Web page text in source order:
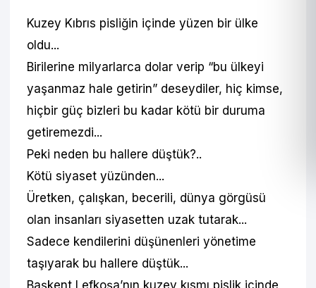
Kuzey Kıbrıs pisliğin içinde yüzen bir ülke
oldu...
Birilerine milyarlarca dolar verip “bu ülkeyi
yaşanmaz hale getirin” deseydiler, hiç kimse,
hiçbir güç bizleri bu kadar kötü bir duruma
getiremezdi...
Peki neden bu hallere düştük?..
Kötü siyaset yüzünden...
Üretken, çalışkan, becerili, dünya görgüsü
olan insanları siyasetten uzak tutarak...
Sadece kendilerini düşünenleri yönetime
taşıyarak bu hallere düştük...
Başkent Lefkoşa’nın kuzey kısmı pislik içinde